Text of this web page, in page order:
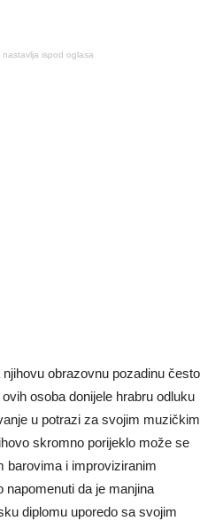
nastavlja ispod oglasa
obrazovnu pozadinu često
osoba donijele hrabru odluku
u potrazi za svojim muzičkim
skromno porijeklo može se
barovima i improviziranim
napomenuti da je manjina
diplomu uporedo sa svojim